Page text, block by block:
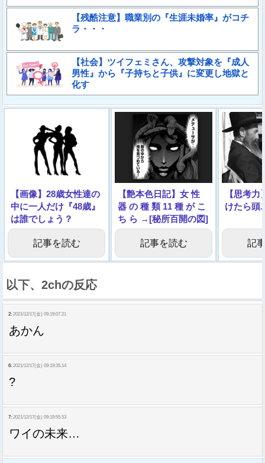
【残酷注意】職業別の『生涯未婚率』がコチ
ラ・・・
【社会】ツイフェミさん、攻撃対象を『成人
男性』から『子持ちと子供』に変更し地獄と
化す
【画像】28歳女性達の
中に一人だけ『48歳』
は誰でしょう？
記事を読む
【艶本色日記】女 性
器 の 種 類 11 種 が こ
ち ら →[秘所百開の図]
記事を読む
【思考
けたら頭
記
以下、2chの反応
2: 2021/12/17(金) 09:19:07.21
あかん
6: 2021/12/17(金) 09:19:35.14
?
7: 2021/12/17(金) 09:19:55.53
ワイの未来…